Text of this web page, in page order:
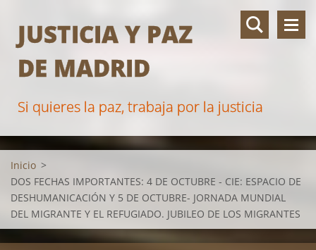
JUSTICIA Y PAZ
DE MADRID
Si quieres la paz, trabaja por la justicia
Inicio >
DOS FECHAS IMPORTANTES: 4 DE OCTUBRE - CIE: ESPACIO DE
DESHUMANICACIÓN Y 5 DE OCTUBRE- JORNADA MUNDIAL
DEL MIGRANTE Y EL REFUGIADO. JUBILEO DE LOS MIGRANTES